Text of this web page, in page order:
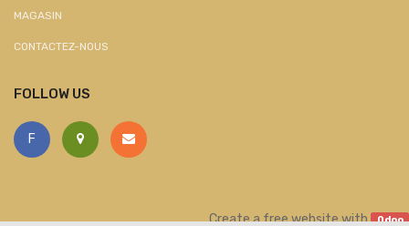
MAGASIN
CONTACTEZ-NOUS
FOLLOW US
F
Create afree websitewith Odoo